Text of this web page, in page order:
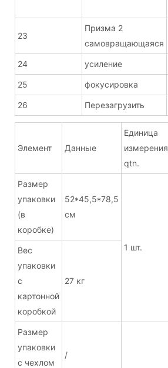
23
Призма 2
самовращающаяся
24 усиление
25 фокусировка
26 Перезагрузить
Элемент Данные
Единица
измерения
qtn.
Размер
упаковки
(в
коробке)
52*45,5*78,5
см
1 шт.
Вес
упаковки
с
картонной
коробкой
27 кг
Размер
упаковки
с чехлом
/